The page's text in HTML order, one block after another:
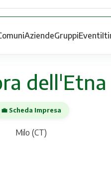
AziendeGruppiEventi
dell'Etna
💼 Scheda Impresa
Milo (CT)